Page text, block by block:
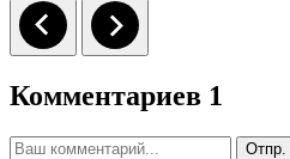
Комментариев 1
Отпр.